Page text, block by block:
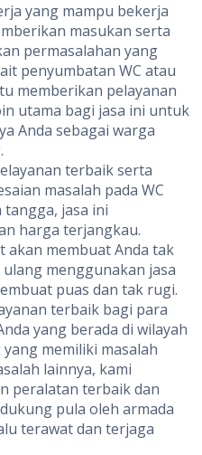
yang mampu bekerja
masukan serta
permasalahan yang
penyumbatan WC atau
memberikan pelayanan
utama bagi jasa ini untuk
Anda sebagai warga
terbaik serta
masalah pada WC
jasa ini
harga terjangkau.
akan membuat Anda tak
menggunakan jasa
puas dan tak rugi.
terbaik bagi para
yang berada di wilayah
memiliki masalah
lainnya, kami
peralatan terbaik dan
pula oleh armada
terawat dan terjaga